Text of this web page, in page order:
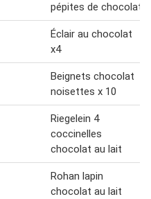
pépites de chocolat
Éclair au chocolat
x4
Beignets chocolat
noisettes x 10
Riegelein 4
coccinelles
chocolat au lait
Rohan lapin
chocolat au lait